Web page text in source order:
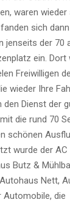
waren wieder
sich
jenseits der 70
ein. Dort
Freiwilligen
wieder Ihre
den Dienst der
die rund 70
schönen
wurde der AC
Butz &
Nett,
Automobile, die